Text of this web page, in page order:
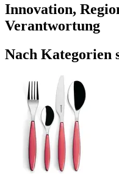
Innovation,
Verantwortung
Nach Kategorien